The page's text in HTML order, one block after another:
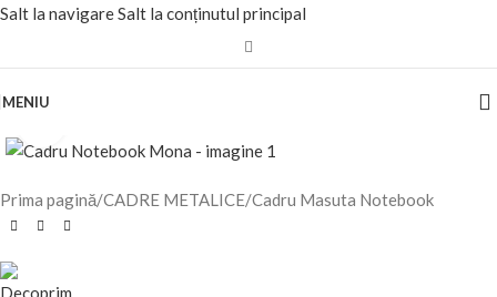
Salt la navigareSalt la conținutul principal
MENIU
Prima pagină/CADRE METALICE/Cadru Masuta Notebook